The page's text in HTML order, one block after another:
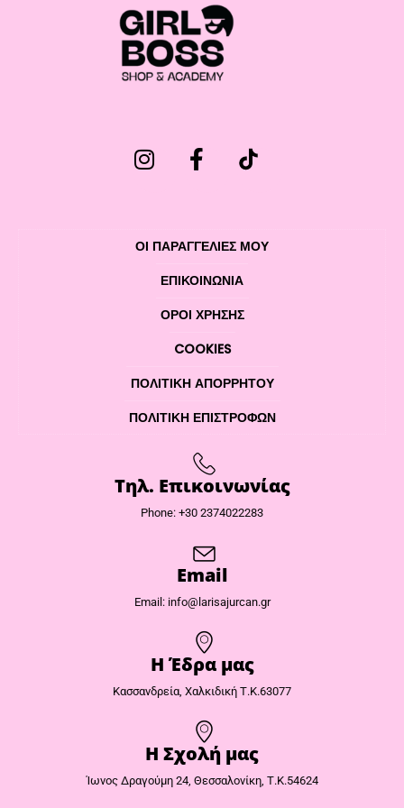
ΟΙ ΠΑΡΑΓΓΕΛΙΕΣ ΜΟΥ
ΕΠΙΚΟΙΝΩΝΊΑ
ΌΡΟΙ ΧΡΉΣΗΣ
COOKIES
ΠΟΛΙΤΙΚΉ ΑΠΟΡΡΉΤΟΥ
ΠΟΛΙΤΙΚΉ ΕΠΙΣΤΡΟΦΏΝ
Τηλ. Επικοινωνίας
Phone: +30 2374022283
Email
Email: info@larisajurcan.gr
Η Έδρα μας​
Κασσανδρεία, Χαλκιδική Τ.Κ.63077
Η Σχολή μας
Ίωνος Δραγούμη 24, Θεσσαλονίκη, Τ.Κ.54624